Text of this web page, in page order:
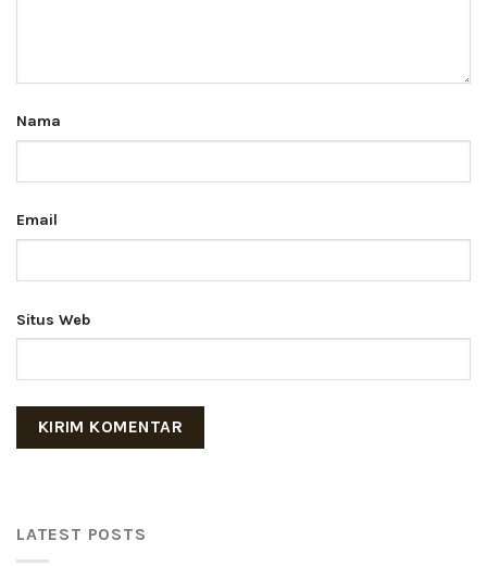
Nama
Email
Situs Web
LATEST POSTS